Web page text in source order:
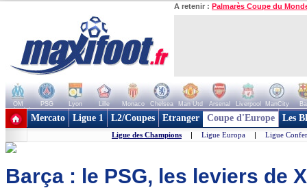
A retenir : Palmarès Coupe du
OM PSG Lyon Lille Monaco Chelsea Man Utd Arsenal Liverpool ManCity
+ de clubs
Mercato Ligue 1 L2/Coupes Etranger Coupe d'Europe Les
Ligue des Champions | Ligue Europa | Ligue
Barça : le PSG, les leviers de